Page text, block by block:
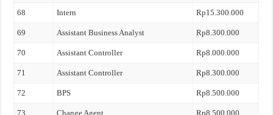
68 Intern Rp15.300.000
69 Assistant Business Analyst Rp8.300.000
70 Assistant Controller Rp8.000.000
71 Assistant Controller Rp8.300.000
72 BPS Rp8.500.000
73 Change Agent Rp8.500.000